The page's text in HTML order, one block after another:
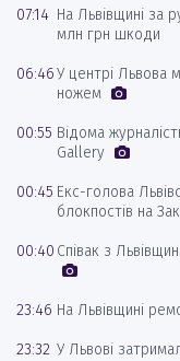
07:14 На Львівщині за
млн грн шкоди
06:46У центрі Львова
ножем
00:55 Відома
Gallery
00:45 Екс-голова
блокпостів на
00:40 Співак з
23:46 На Львівщині
23:32 У Львові